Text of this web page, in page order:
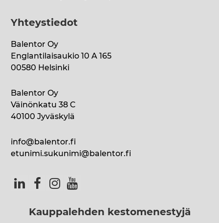
Yhteystiedot
Balentor Oy
Englantilaisaukio 10 A 165
00580 Helsinki
Balentor Oy
Väinönkatu 38 C
40100 Jyväskylä
info@balentor.fi
etunimi.sukunimi@balentor.fi
Kauppalehden kestomenestyjä